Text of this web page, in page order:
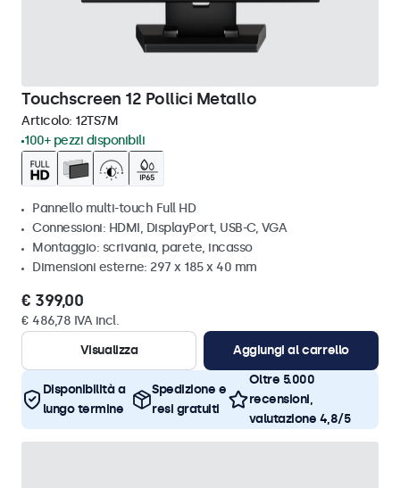
Touchscreen 12 Pollici Metallo
Articolo: 12TS7M
100+ pezzi disponibili
Pannello multi-touch Full HD
Connessioni: HDMI, DisplayPort, USB-C, VGA
Montaggio: scrivania, parete, incasso
Dimensioni esterne: 297 x 185 x 40 mm
€ 399,00
€ 486,78 IVA incl.
Visualizza
Aggiungi al carrello
Disponibilità a
lungo termine
Spedizione e
resi gratuiti
Oltre 5.000
recensioni,
valutazione 4,8/5